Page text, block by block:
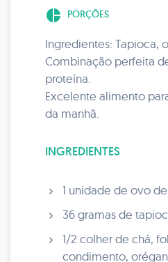
pie_chart PORÇÕES
Ingredientes: Tapioca,
Combinação perfeita
proteína.
Excelente alimento
da manhã.
INGREDIENTES
1 unidade de ovo
36 gramas de
1/2 colher de chá,
condimento,